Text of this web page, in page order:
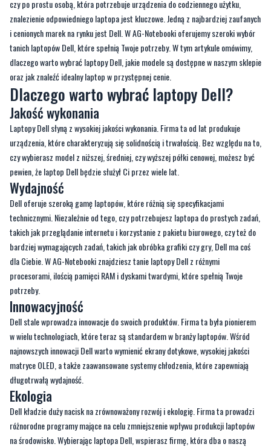
czy po prostu osobą, która potrzebuje urządzenia do codziennego użytku,
znalezienie odpowiedniego laptopa jest kluczowe. Jedną z najbardziej zaufanych
i cenionych marek na rynku jest Dell. W AG-Notebooki oferujemy szeroki wybór
tanich laptopów Dell, które spełnią Twoje potrzeby. W tym artykule omówimy,
dlaczego warto wybrać laptopy Dell, jakie modele są dostępne w naszym sklepie
oraz jak znaleźć idealny laptop w przystępnej cenie.
Dlaczego warto wybrać laptopy Dell?
Jakość wykonania
Laptopy Dell słyną z wysokiej jakości wykonania. Firma ta od lat produkuje
urządzenia, które charakteryzują się solidnością i trwałością. Bez względu na to,
czy wybierasz model z niższej, średniej, czy wyższej półki cenowej, możesz być
pewien, że laptop Dell będzie służył Ci przez wiele lat.
Wydajność
Dell oferuje szeroką gamę laptopów, które różnią się specyfikacjami
technicznymi. Niezależnie od tego, czy potrzebujesz laptopa do prostych zadań,
takich jak przeglądanie internetu i korzystanie z pakietu biurowego, czy też do
bardziej wymagających zadań, takich jak obróbka grafiki czy gry, Dell ma coś
dla Ciebie. W AG-Notebooki znajdziesz tanie laptopy Dell z różnymi
procesorami, ilością pamięci RAM i dyskami twardymi, które spełnią Twoje
potrzeby.
Innowacyjność
Dell stale wprowadza innowacje do swoich produktów. Firma ta była pionierem
w wielu technologiach, które teraz są standardem w branży laptopów. Wśród
najnowszych innowacji Dell warto wymienić ekrany dotykowe, wysokiej jakości
matryce OLED, a także zaawansowane systemy chłodzenia, które zapewniają
długotrwałą wydajność.
Ekologia
Dell kładzie duży nacisk na zrównoważony rozwój i ekologię. Firma ta prowadzi
różnorodne programy mające na celu zmniejszenie wpływu produkcji laptopów
na środowisko. Wybierając laptopa Dell, wspierasz firmę, która dba o naszą